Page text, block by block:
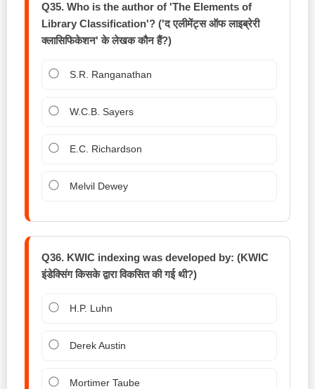
Q35. Who is the author of 'The Elements of
Library Classification'? ('द एलीमेंट्स ऑफ लाइब्रेरी
क्लासिफिकेशन' के लेखक कौन हैं?)
S.R. Ranganathan
W.C.B. Sayers
E.C. Richardson
Melvil Dewey
Q36. KWIC indexing was developed by: (KWIC
इंडेक्सिंग किसके द्वारा विकसित की गई थी?)
H.P. Luhn
Derek Austin
Mortimer Taube